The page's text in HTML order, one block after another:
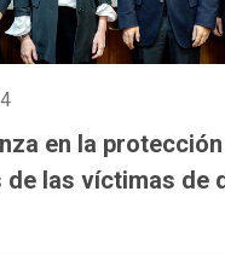
en la
de las víctimas de